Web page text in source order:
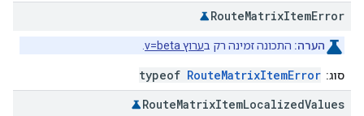
RouteMatrixItemError
הערה: התכונה זמינה רק בערוץ v=beta .
סוג: typeof RouteMatrixItemError
RouteMatrixItemLocalizedValues